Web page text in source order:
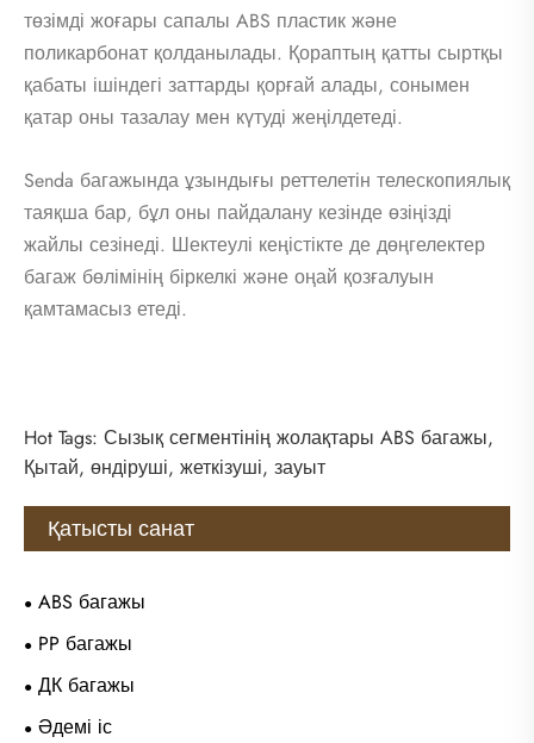
төзімді жоғары сапалы ABS пластик және
поликарбонат қолданылады. Қораптың қатты сыртқы
қабаты ішіндегі заттарды қорғай алады, сонымен
қатар оны тазалау мен күтуді жеңілдетеді.
Senda багажында ұзындығы реттелетін телескопиялық
таяқша бар, бұл оны пайдалану кезінде өзіңізді
жайлы сезінеді. Шектеулі кеңістікте де дөңгелектер
багаж бөлімінің біркелкі және оңай қозғалуын
қамтамасыз етеді.
Hot Tags: Сызық сегментінің жолақтары ABS багажы,
Қытай, өндіруші, жеткізуші, зауыт
Қатысты санат
ABS багажы
PP багажы
ДК багажы
Әдемі іс